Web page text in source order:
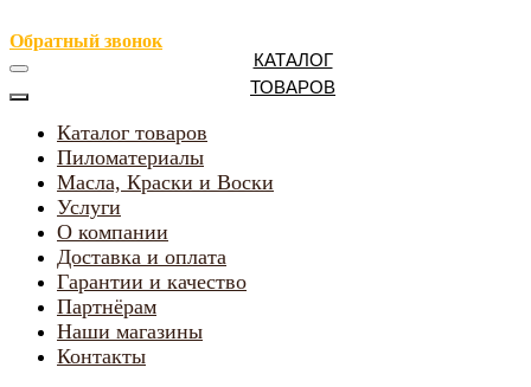
Обратный звонок
Каталог товаров
Пиломатериалы
Масла, Краски и Воски
Услуги
О компании
Доставка и оплата
Гарантии и качество
Партнёрам
Наши магазины
Контакты
КАТАЛОГ
ТОВАРОВ